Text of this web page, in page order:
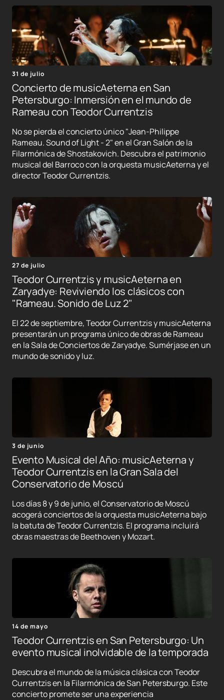
31 de julio
Concierto de musicAeterna en San
Petersburgo: Inmersión en el mundo de
Rameau con Teodor Currentzis
No se pierda el concierto único "Jean-Philippe
Rameau. Sound of Light - 2" en el Gran Salón de la
Filarmónica de Shostakovich. Descubra el patrimonio
musical del Barroco con la orquesta musicAeterna y el
director Teodor Currentzis.
27 de julio
Teodor Currentzis y musicAeterna en
Zaryadye: Reviviendo los clásicos con
"Rameau. Sonido de Luz 2"
El 22 de septiembre, Teodor Currentzis y musicAeterna
presentarán un programa único de obras de Rameau
en la Sala de Conciertos de Zaryadye. Sumérjase en un
mundo de sonido y luz.
3 de junio
Evento Musical del Año: musicAeterna y
Teodor Currentzis en la Gran Sala del
Conservatorio de Moscú
Los días 8 y 9 de junio, el Conservatorio de Moscú
acogerá conciertos de la orquesta musicAeterna bajo
la batuta de Teodor Currentzis. El programa incluirá
obras maestras de Beethoven y Mozart.
14 de mayo
Teodor Currentzis en San Petersburgo: Un
evento musical inolvidable de la temporada
Descubra el mundo de la música clásica con Teodor
Currentzis en la Filarmónica de San Petersburgo. Este
concierto promete ser una experiencia